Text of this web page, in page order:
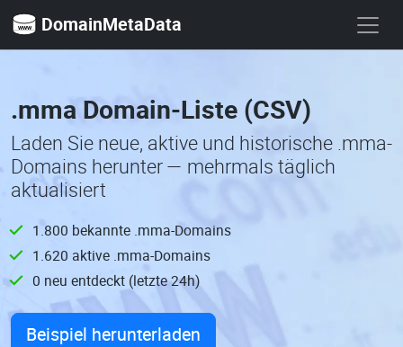
DomainMetaData
.mma Domain-Liste (CSV)
Laden Sie neue, aktive und historische .mma-
Domains herunter — mehrmals täglich
aktualisiert
1.800 bekannte .mma-Domains
1.620 aktive .mma-Domains
0 neu entdeckt (letzte 24h)
Beispiel herunterladen